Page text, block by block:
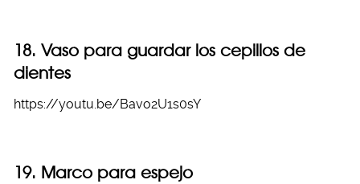
18. Vaso para guardar los cepillos de
dientes
https://youtu.be/Bavo2U1s0sY
19. Marco para espejo